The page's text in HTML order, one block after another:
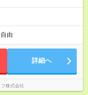
由
詳細へ
株式会社